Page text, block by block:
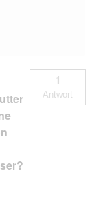
1
Antwort